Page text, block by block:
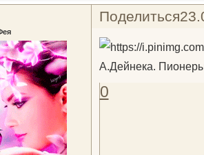
Поделиться
А.Дейнека.
0